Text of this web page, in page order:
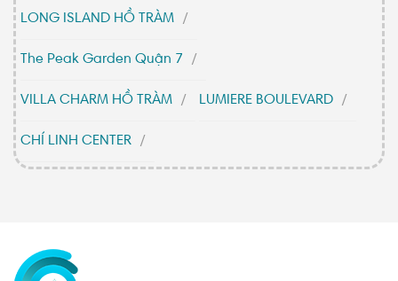
LONG ISLAND HỒ TRÀM
The Peak Garden Quận 7
VILLA CHARM HỒ TRÀM LUMIERE BOULEVARD
CHÍ LINH CENTER